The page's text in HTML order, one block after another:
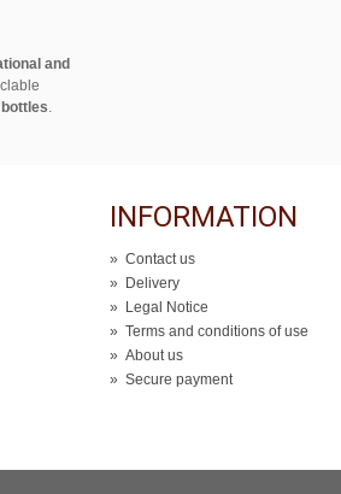
and
.
INFORMATION
» Contact us
»
Delivery
»
Legal Notice
» Terms and conditions of use
» About us
» Secure payment